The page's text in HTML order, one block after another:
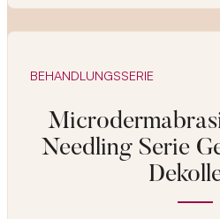
BEHANDLUNGSSERIE
Needling Serie